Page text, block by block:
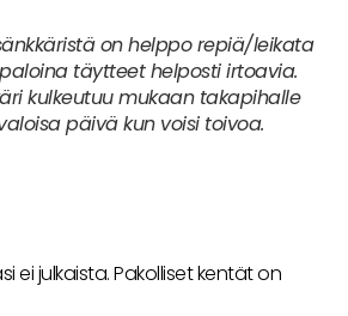
on helppo repiä/leikata
täytteet helposti irtoavia.
kulkeutuu mukaan takapihalle
päivä kun voisi toivoa.
ei julkaista.Pakolliset kentät on